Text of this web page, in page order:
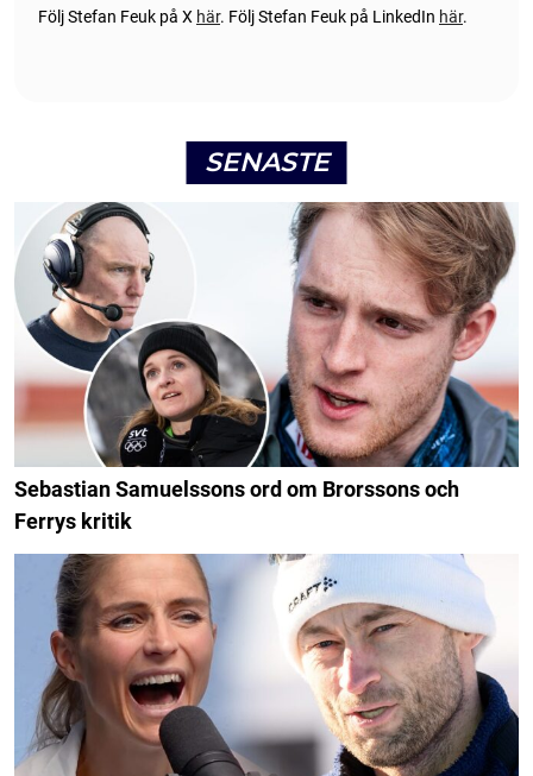
Följ Stefan Feuk på X här. Följ Stefan Feuk på LinkedIn här.
SENASTE
Sebastian Samuelssons ord om Brorssons och
Ferrys kritik